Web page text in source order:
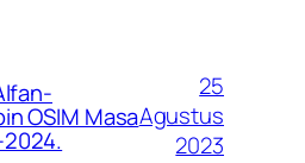
OSIM Masa
25
Agustus
2023